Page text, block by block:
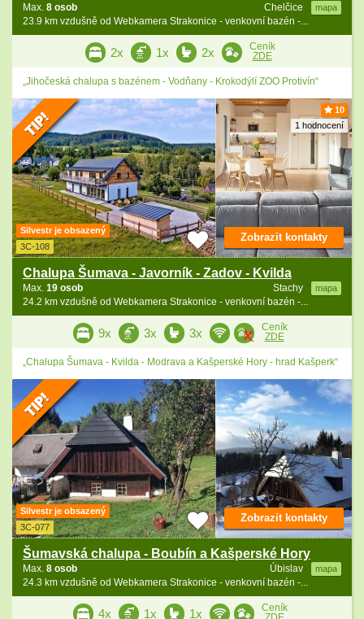
Chelčice mapa
Max. 8 osob
23.9 km vzdušně od Webkamera Strakonice - venkovní bazén -...
2x 1x 2x
Ceník
ZDE
„Jihočeská chalupa s bazénem - Vodňany - Krokodýlí ZOO Protivín“
10
1 hodnocení
Silvestr je obsazený
3C-108
Chalupa Šumava - Javorník - Zadov - Kvilda
Stachy mapa
Max. 19 osob
24.2 km vzdušně od Webkamera Strakonice - venkovní bazén -...
Zobrazit kontakty
9x 3x 3x
Ceník
ZDE
„Chalupa Šumava - Kvilda - Modrava a Kašperské Hory - hrad Kašperk“
Silvestr je obsazený
3C-077
Šumavská chalupa - Boubín a Kašperské Hory
Úbislav mapa
Max. 8 osob
24.3 km vzdušně od Webkamera Strakonice - venkovní bazén -...
Zobrazit kontakty
4x 1x 1x
Ceník